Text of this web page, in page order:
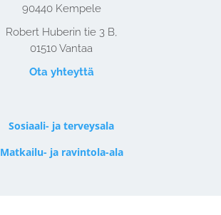
90440 Kempele
Robert Huberin tie 3 B,
01510 Vantaa
Ota yhteyttä
Sosiaali- ja terveysala
Matkailu- ja ravintola-ala